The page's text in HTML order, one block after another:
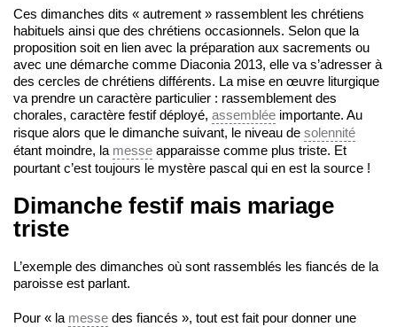
Ces dimanches dits « autrement » rassemblent les chrétiens
habituels ainsi que des chrétiens occasionnels. Selon que la
proposition soit en lien avec la préparation aux sacrements ou
avec une démarche comme Diaconia 2013, elle va s’adresser à
des cercles de chrétiens différents. La mise en œuvre liturgique
va prendre un caractère particulier : rassemblement des
chorales, caractère festif déployé, assemblée importante. Au
risque alors que le dimanche suivant, le niveau de solennité
étant moindre, la messe apparaisse comme plus triste. Et
pourtant c’est toujours le mystère pascal qui en est la source !
Dimanche festif mais mariage
triste
L’exemple des dimanches où sont rassemblés les fiancés de la
paroisse est parlant.
Pour « la messe des fiancés », tout est fait pour donner une